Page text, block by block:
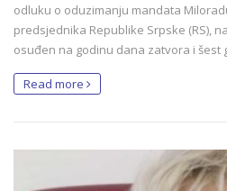
odluku o oduzimanju mandata
predsjednika Republike Srpske (RS),
osuđen na godinu dana zatvora i
Read more